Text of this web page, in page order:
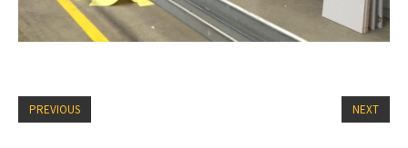
PREVIOUS NEXT